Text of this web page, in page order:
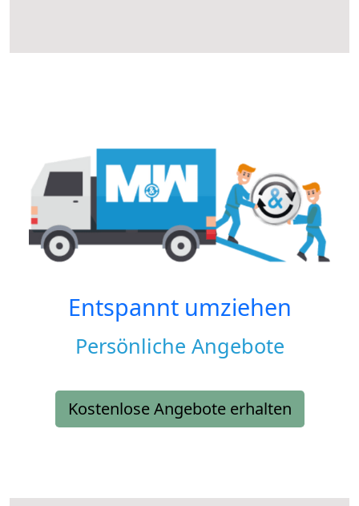
Entspannt umziehen
Persönliche Angebote
Kostenlose Angebote erhalten